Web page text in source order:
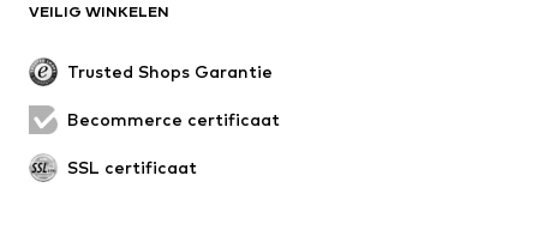
VEILIG WINKELEN
Trusted Shops Garantie
Becommerce certificaat
SSL certificaat